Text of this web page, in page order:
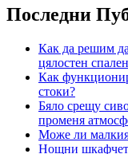
Последни
Как да решим
цялостен
Как
стоки?
Бяло срещу
променя
Може ли
Нощни